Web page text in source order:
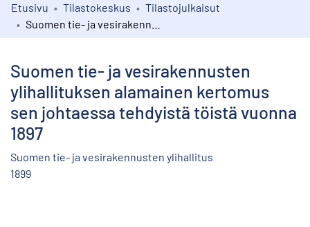
Kokoelmat
Etusivu Tilastokeskus
Tilastojulkaisut
Suomen tie- ja vesirakennusten
ylihallituksen alamainen kertomus
sen johtaessa tehdyistä töistä vuonna
1897
Suomen tie- ja vesirakennusten ylihallitus
1899